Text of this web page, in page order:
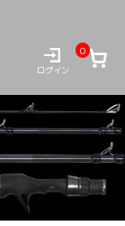
ログイン
0